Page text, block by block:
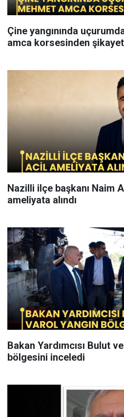
Çine yangınında
amca korsesinden
Nazilli ilçe başkanı Naim
ameliyata alındı
Bakan Yardımcısı Bulut
bölgesini inceledi